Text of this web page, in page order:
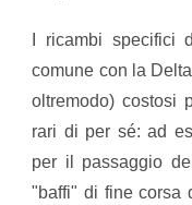
​I ricambi specifici
comune con la
oltremodo) costosi
rari di per sé: ad
per il passaggio
"baffi" di fine corsa